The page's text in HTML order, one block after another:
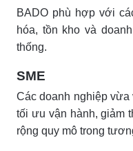
BADO phù hợp với
hóa, tồn kho và
thống.
SME
Các doanh nghiệp vừa
tối ưu vận hành, giảm
rộng quy mô trong